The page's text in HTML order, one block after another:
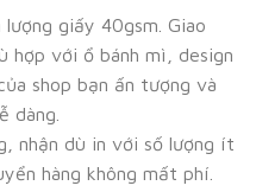
giấy 40gsm. Giao
hợp với ổ bánh mì, design
shop bạn ấn tượng và
dàng.
nhận dù in với số lượng ít
hàng không mất phí.